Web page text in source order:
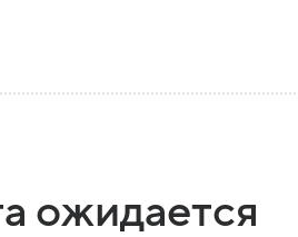
ожидается